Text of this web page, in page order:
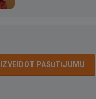
IZVEIDOT PASŪTĪJUMU